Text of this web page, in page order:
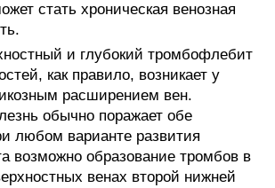
стать хроническая венозная
и глубокий тромбофлебит
как правило, возникает у
расширением вен.
обычно поражает обе
любом варианте развития
возможно образование тромбов в
венах второй нижней